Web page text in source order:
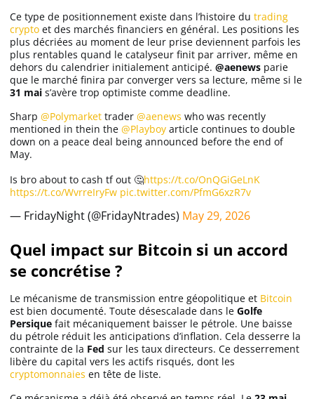
Ce type de positionnement existe dans l’histoire du trading
crypto et des marchés financiers en général. Les positions les
plus décriées au moment de leur prise deviennent parfois les
plus rentables quand le catalyseur finit par arriver, même en
dehors du calendrier initialement anticipé. @aenews parie
que le marché finira par converger vers sa lecture, même si le
31 mai s’avère trop optimiste comme deadline.
Sharp @Polymarket trader @aenews who was recently
mentioned in thein the @Playboy article continues to double
down on a peace deal being announced before the end of
May.
Is bro about to cash tf out 🤔https://t.co/OnQGiGeLnK
https://t.co/WvrreIryFw pic.twitter.com/PfmG6xzR7v
— FridayNight (@FridayNtrades) May 29, 2026
Quel impact sur Bitcoin si un accord
se concrétise ?
Le mécanisme de transmission entre géopolitique et Bitcoin
est bien documenté. Toute désescalade dans le Golfe
Persique fait mécaniquement baisser le pétrole. Une baisse
du pétrole réduit les anticipations d’inflation. Cela desserre la
contrainte de la Fed sur les taux directeurs. Ce desserrement
libère du capital vers les actifs risqués, dont les
cryptomonnaies en tête de liste.